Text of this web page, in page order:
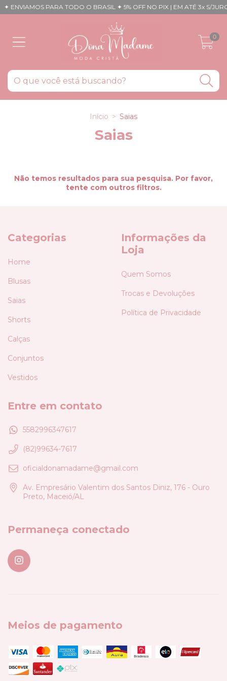
✦ ENVIAMOS PARA TODO O BRASIL ✦ 5% OFF NO PIX | EM ATÉ 3x S/
0
Início > Saias
Saias
Não temos resultados para sua pesquisa. Por favor,
tente com outros filtros.
Categorias
Home
Blusas
Saias
Shorts
Calças
Conjuntos
Vestidos
Informações da
Loja
Quem Somos
Trocas e Devoluções
Política de Privacidade
Entre em contato
5582996347617
(82)99634-7617
oficialdonamadame@gmail.com
Av. Empresário Valentim dos Santos Diniz, 176 - Ouro
Preto, Maceió/AL
Permaneça conectado
Meios de pagamento